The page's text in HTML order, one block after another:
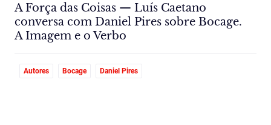
A Força das Coisas — Luís Caetano
conversa com Daniel Pires sobre Bocage.
A Imagem e o Verbo
Autores Bocage Daniel Pires